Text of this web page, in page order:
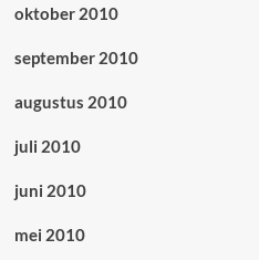
oktober 2010
september 2010
augustus 2010
juli 2010
juni 2010
mei 2010